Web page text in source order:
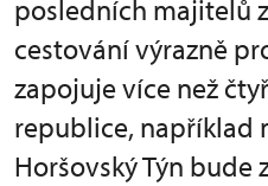
posledních majitelů
cestování výrazně
zapojuje více než
republice, například
Horšovský Týn bude